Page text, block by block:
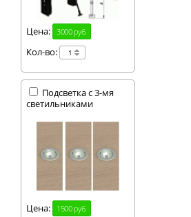
Цена: 3000 руб.
Кол-во:
Подсветка с 3-мя
светильниками
Цена: 1500 руб.